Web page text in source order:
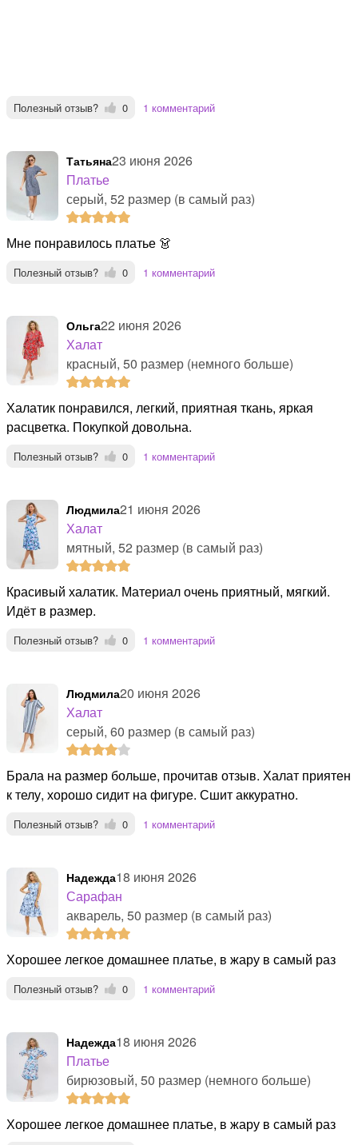
Полезный отзыв? 0 1 комментарий
Татьяна23 июня 2026
Платье
серый, 52 размер (в самый раз)
Мне понравилось платье 👗
Полезный отзыв? 0 1 комментарий
Ольга22 июня 2026
Халат
красный, 50 размер (немного больше)
халатик понравился, легкий, приятная ткань, яркая
расцветка. Покупкой довольна.
Полезный отзыв? 0 1 комментарий
Людмила21 июня 2026
Халат
мятный, 52 размер (в самый раз)
Красивый халатик. Материал очень приятный, мягкий.
Идёт в размер.
Полезный отзыв? 0 1 комментарий
Людмила20 июня 2026
Халат
серый, 60 размер (в самый раз)
Брала на размер больше, прочитав отзыв. Халат приятен
к телу, хорошо сидит на фигуре. Сшит аккуратно.
Полезный отзыв? 0 1 комментарий
Надежда18 июня 2026
Сарафан
акварель, 50 размер (в самый раз)
Хорошее легкое домашнее платье, в жару в самый раз
Полезный отзыв? 0 1 комментарий
Надежда18 июня 2026
Платье
бирюзовый, 50 размер (немного больше)
Хорошее легкое домашнее платье, в жару в самый раз